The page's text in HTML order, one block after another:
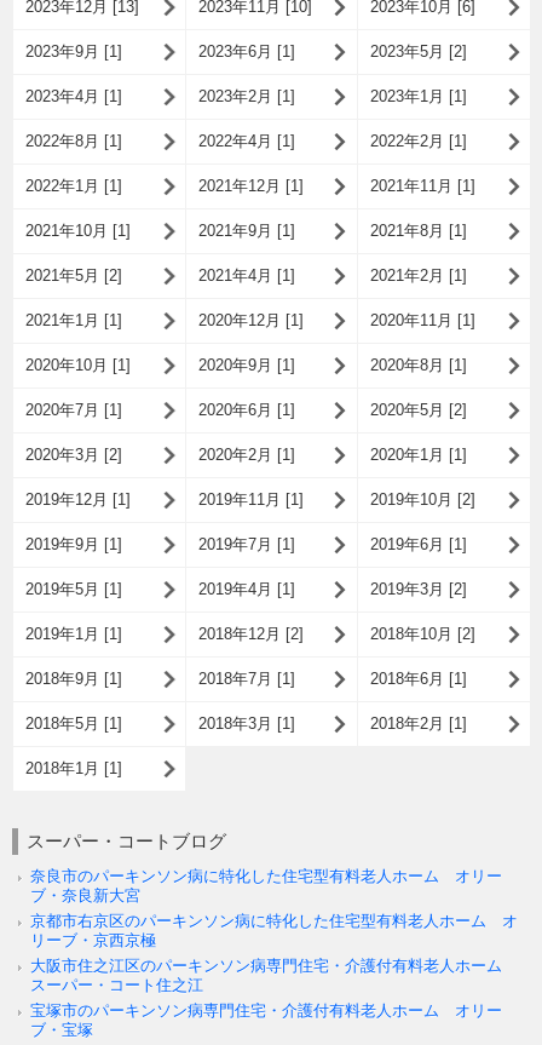
2023年12月 [13] 2023年11月 [10] 2023年10月 [6]
2023年9月 [1] 2023年6月 [1] 2023年5月 [2]
2023年4月 [1] 2023年2月 [1] 2023年1月 [1]
2022年8月 [1] 2022年4月 [1] 2022年2月 [1]
2022年1月 [1] 2021年12月 [1] 2021年11月 [1]
2021年10月 [1] 2021年9月 [1] 2021年8月 [1]
2021年5月 [2] 2021年4月 [1] 2021年2月 [1]
2021年1月 [1] 2020年12月 [1] 2020年11月 [1]
2020年10月 [1] 2020年9月 [1] 2020年8月 [1]
2020年7月 [1] 2020年6月 [1] 2020年5月 [2]
2020年3月 [2] 2020年2月 [1] 2020年1月 [1]
2019年12月 [1] 2019年11月 [1] 2019年10月 [2]
2019年9月 [1] 2019年7月 [1] 2019年6月 [1]
2019年5月 [1] 2019年4月 [1] 2019年3月 [2]
2019年1月 [1] 2018年12月 [2] 2018年10月 [2]
2018年9月 [1] 2018年7月 [1] 2018年6月 [1]
2018年5月 [1] 2018年3月 [1] 2018年2月 [1]
2018年1月 [1]
スーパー・コートブログ
奈良市のパーキンソン病に特化した住宅型有料老人ホーム オリー
ブ・奈良新大宮
京都市右京区のパーキンソン病に特化した住宅型有料老人ホーム オ
リーブ・京西京極
大阪市住之江区のパーキンソン病専門住宅・介護付有料老人ホーム
スーパー・コート住之江
宝塚市のパーキンソン病専門住宅・介護付有料老人ホーム オリー
ブ・宝塚